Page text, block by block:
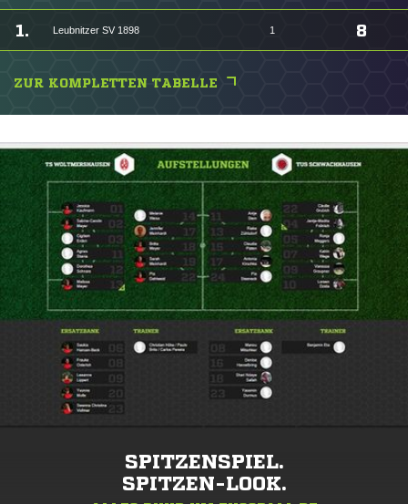
1. Leubnitzer SV 1898 1 8
ZUR KOMPLETTEN TABELLE
SPITZENSPIEL.
SPITZEN-LOOK.